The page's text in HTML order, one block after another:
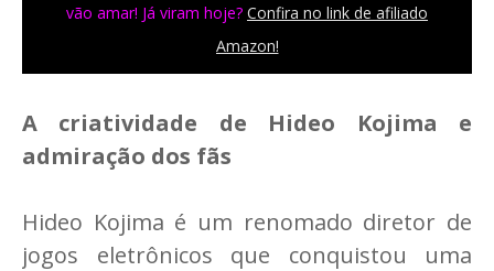
vão amar! Já viram hoje? Confira no link de afiliado
Amazon!
A criatividade de Hideo Kojima e
admiração dos fãs
Hideo Kojima é um renomado diretor de
jogos eletrônicos que conquistou uma